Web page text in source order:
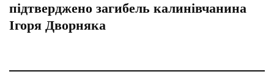
підтверджено загибель калинівчанина
Ігоря Дворняка